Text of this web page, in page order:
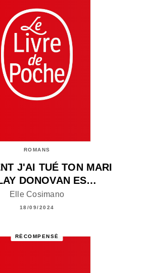
ROMANS
J'AI TUÉ TON MARI
DONOVAN ES…
Elle Cosimano
18/09/2024
RÉCOMPENSÉ